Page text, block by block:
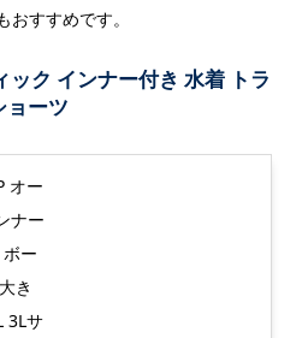
すすめです。
ック インナー付き 水着 トラ
ョーツ
オー
ナー
ー
き
3Lサ